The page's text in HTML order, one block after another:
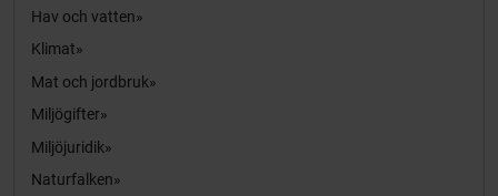
Hav och vatten
Klimat
Mat och jordbruk
Miljögifter
Miljöjuridik
Naturfalken